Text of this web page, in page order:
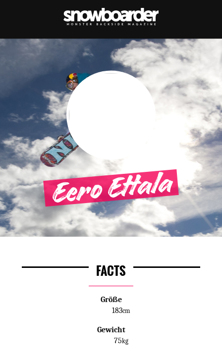
Eero Ettala
FACTS
Größe
183cm
Gewicht
75kg